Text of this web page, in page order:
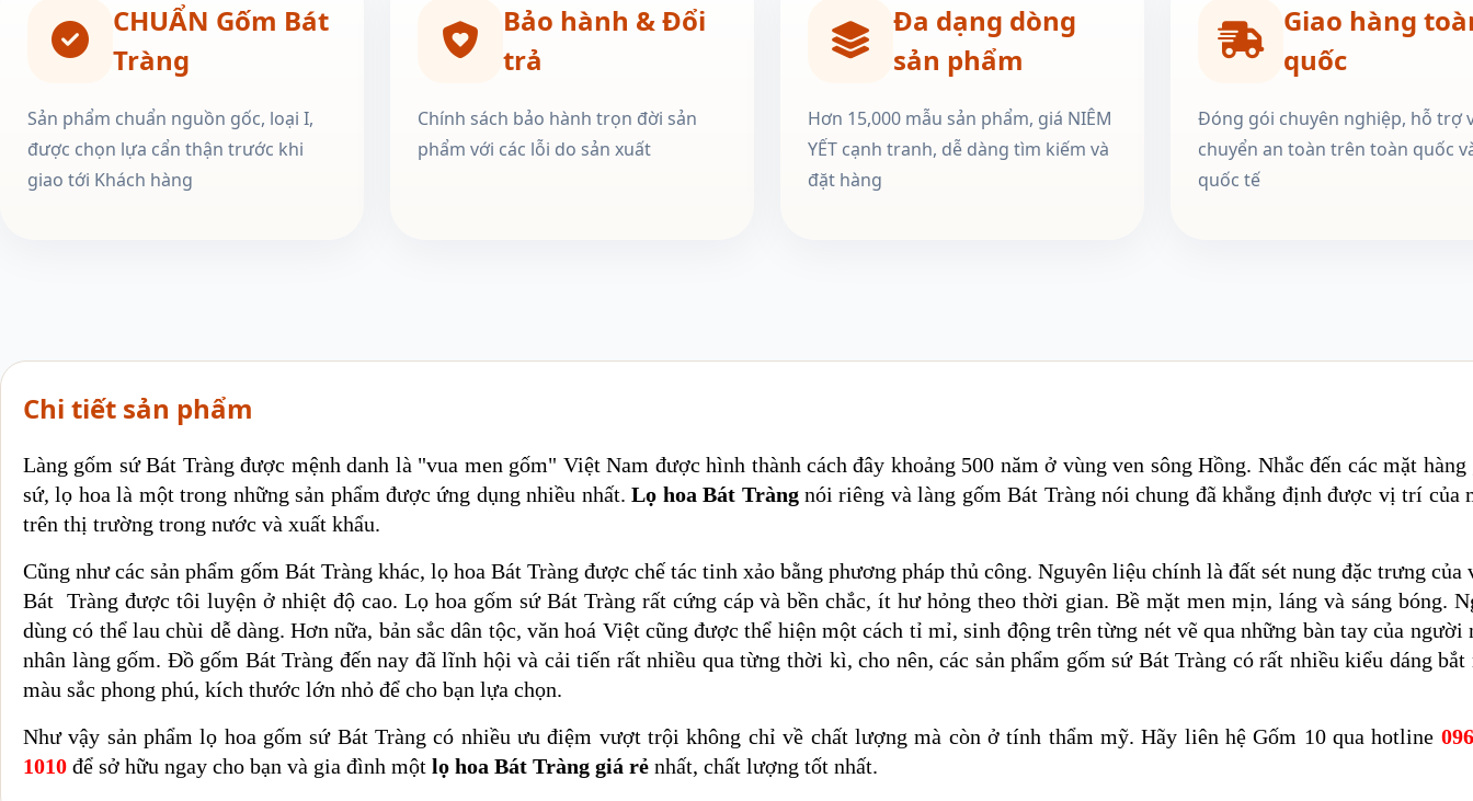
CHUẨN Gốm Bát
Tràng
Sản phẩm chuẩn nguồn gốc, loại I,
được chọn lựa cẩn thận trước khi
giao tới Khách hàng
Bảo hành & Đổi
trả
Chính sách bảo hành trọn đời sản
phẩm với các lỗi do sản xuất
Đa dạng dòng
sản phẩm
Hơn 15,000 mẫu sản phẩm, giá NIÊM
YẾT cạnh tranh, dễ dàng tìm kiếm và
đặt hàng
Giao hàng
quốc
Đóng gói chuyên nghiệp, hỗ trợ
chuyển an toàn trên toàn quốc
quốc tế
Chi tiết sản phẩm
Làng gốm sứ Bát Tràng được mệnh danh là "vua men gốm" Việt Nam được hình thành cách đây khoảng 500 năm ở vùng ven sông Hồng. Nhắc đến các mặt hàng
sứ, lọ hoa là một trong những sản phẩm được ứng dụng nhiều nhất.Lọ hoa Bát Tràngnói riêng và làng gốm Bát Tràng nói chung đã khẳng định được vị trí của
trên thị trường trong nước và xuất khẩu.
Cũng như các sản phẩm gốm Bát Tràng khác, lọ hoa Bát Tràng được chế tác tinh xảo bằng phương pháp thủ công. Nguyên liệu chính là đất sét nung đặc trưng của
Bát Tràng được tôi luyện ở nhiệt độ cao. Lọ hoa gốm sứ Bát Tràng rất cứng cáp và bền chắc, ít hư hỏng theo thời gian. Bề mặt men mịn, láng và sáng bóng.
dùng có thể lau chùi dễ dàng. Hơn nữa, bản sắc dân tộc, văn hoá Việt cũng được thể hiện một cách tỉ mỉ, sinh động trên từng nét vẽ qua những bàn tay của người
nhân làng gốm. Đồ gốm Bát Tràng đến nay đã lĩnh hội và cải tiến rất nhiều qua từng thời kì, cho nên, các sản phẩm gốm sứ Bát Tràng có rất nhiều kiểu dáng bắt
màu sắc phong phú, kích thước lớn nhỏ để cho bạn lựa chọn.
Như vậy sản phẩm lọ hoa gốm sứ Bát Tràng có nhiều ưu điệm vượt trội không chỉ về chất lượng mà còn ở tính thẩm mỹ. Hãy liên hệ Gốm 10 qua hotline
1010 để sở hữu ngay cho bạn và gia đình một lọ hoa Bát Tràng giá rẻ nhất, chất lượng tốt nhất.